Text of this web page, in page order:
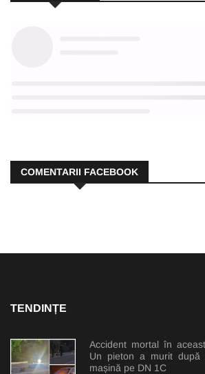
COMENTARII FACEBOOK
TENDINȚE
Accident mortal în
Un pieton a murit
mașină pe DN 1C